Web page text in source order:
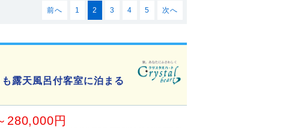
前へ 1 2 3 4 5 次へ
露天風呂付客室に泊まる
280,000円